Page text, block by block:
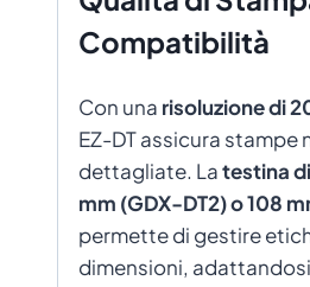
Compatibilità
Con una risoluzione di
EZ-DT assicura stampe
dettagliate. Latestina
mm (GDX-DT2) o 108
permette di gestire
dimensioni,